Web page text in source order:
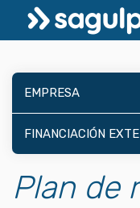
EMPRESA
FINANCIACIÓN
Plan de